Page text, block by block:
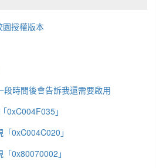
園授權版本
段時間後會告訴我還需要啟用
0xC004F035」
0xC004C020」
0x80070002」